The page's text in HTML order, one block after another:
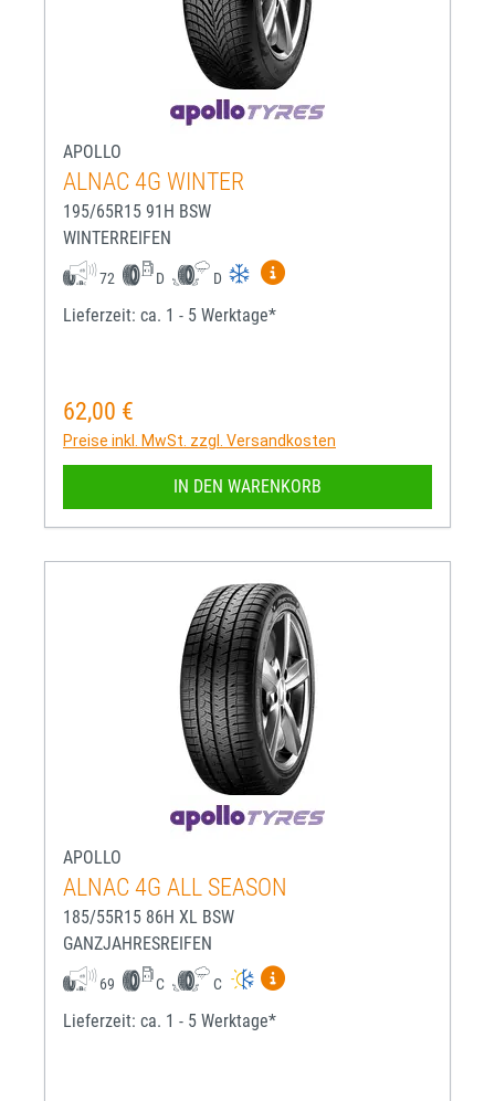
APOLLO
ALNAC 4G WINTER
195/65R15 91H BSW
WINTERREIFEN
72 D D
Mehr Informationen zum
Lieferzeit: ca. 1 - 5 Werktage*
Regulärer Preis:
62,00 €
Preise inkl. MwSt. zzgl. Versandkosten
IN DEN WARENKORB
APOLLO
ALNAC 4G ALL SEASON
185/55R15 86H XL BSW
GANZJAHRESREIFEN
69 C C
Mehr Informationen zum
Lieferzeit: ca. 1 - 5 Werktage*